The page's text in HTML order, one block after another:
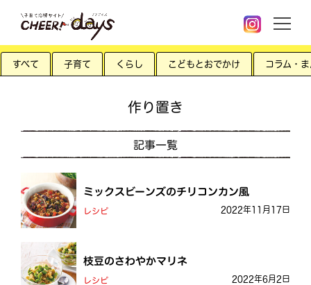
すべて 子育て くらし こどもとおでかけ コラム・
作り置き
記事一覧
ミックスビーンズのチリコンカン風
レシピ 2022年11月17日
枝豆のさわやかマリネ
レシピ 2022年6月2日